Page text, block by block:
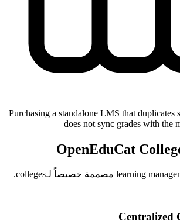
Purchasing a standalone LMS that duplicates
does not sync grades with the
Centralized